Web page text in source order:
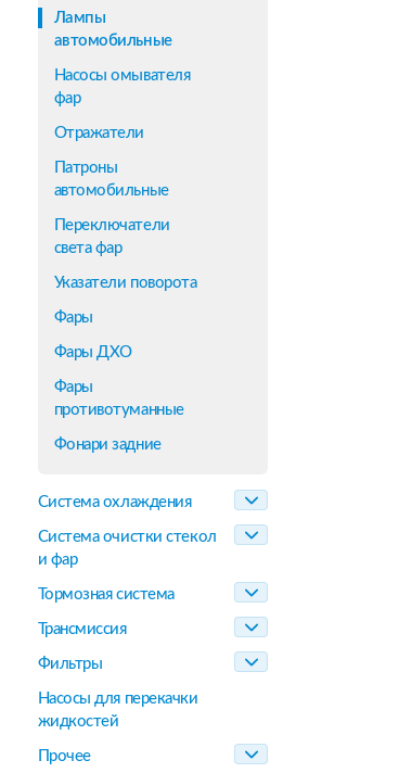
Лампы
автомобильные
Насосы омывателя
фар
Отражатели
Патроны
автомобильные
Переключатели
света фар
Указатели поворота
Фары
Фары ДХО
Фары
противотуманные
Фонари задние
Система охлаждения
Система очистки стекол
и фар
Тормозная система
Трансмиссия
Фильтры
Насосы для перекачки
жидкостей
Прочее